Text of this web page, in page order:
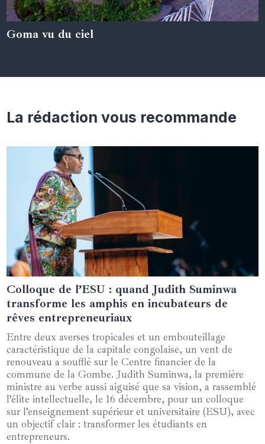
05 juin 2024
Goma vu du ciel
La rédaction vous recommande
19 décembre 2024
Colloque de l’ESU : quand Judith Suminwa
transforme les amphis en incubateurs de
rêves entrepreneuriaux
Entre deux averses tropicales et un embouteillage
caractéristique de la capitale congolaise, un vent de
renouveau a soufflé sur le Centre financier de la
commune de la Gombe. Judith Suminwa, la première
ministre au verbe aussi aiguisé que sa vision, a rassemblé
l’élite intellectuelle, le 16 décembre, pour un colloque
sur l’enseignement supérieur et universitaire (ESU), avec
un objectif clair : transformer les étudiants en
entrepreneurs.